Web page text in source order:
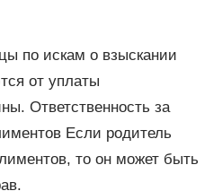
по искам о взыскании
от уплаты
Ответственность за
Если родитель
то он может быть